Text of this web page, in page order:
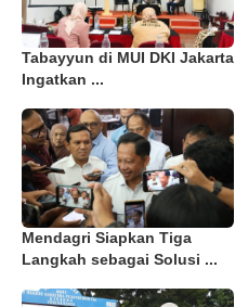
Tabayyun di MUI DKI Jakarta
Ingatkan ...
Mendagri Siapkan Tiga
Langkah sebagai Solusi ...